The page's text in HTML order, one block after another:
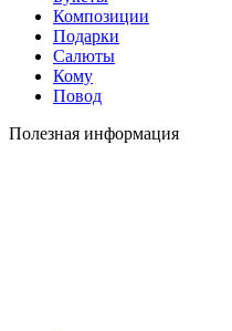
Композиции
Подарки
Салюты
Кому
Повод
Полезная информация